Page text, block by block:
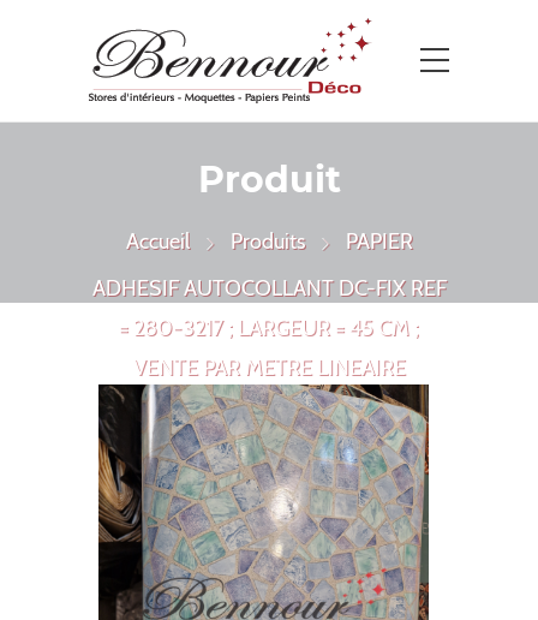
Produit
Accueil Produits
PAPIER
ADHESIF AUTOCOLLANT DC-FIX REF
= 280-3217 ; LARGEUR = 45 CM ;
VENTE PAR METRE LINEAIRE